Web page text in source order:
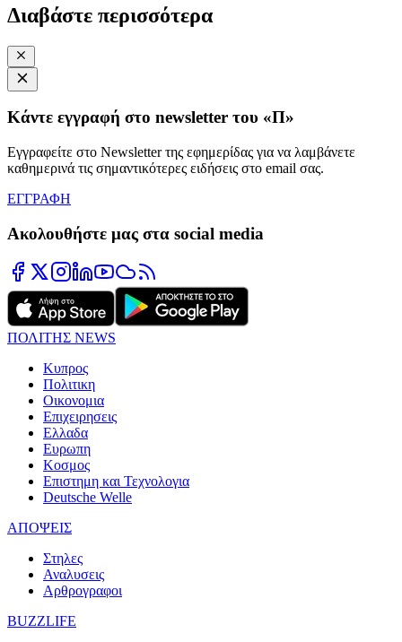
Διαβάστε περισσότερα
Κάντε εγγραφή στο newsletter του «Π»
Εγγραφείτε στο Newsletter της εφημερίδας για να λαμβάνετε
καθημερινά τις σημαντικότερες ειδήσεις στο email σας.
ΕΓΓΡΑΦΗ
Ακολουθήστε μας στα social media
ΠΟΛΙΤΗΣ NEWS
Κυπρος
Πολιτικη
Οικονομια
Επιχειρησεις
Ελλαδα
Ευρωπη
Κοσμος
Επιστημη και Τεχνολογια
Deutsche Welle
ΑΠΟΨΕΙΣ
Στηλες
Αναλυσεις
Αρθρογραφοι
BUZZLIFE